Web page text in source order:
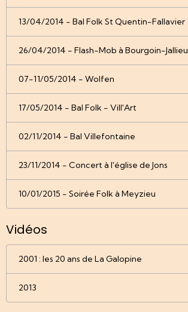
13/04/2014 - Bal Folk St Quentin-Fallavier
26/04/2014 - Flash-Mob à Bourgoin-Jallieu
07-11/05/2014 - Wolfen
17/05/2014 - Bal Folk - Vill'Art
02/11/2014 - Bal Villefontaine
23/11/2014 - Concert à l'église de Jons
10/01/2015 - Soirée Folk à Meyzieu
Vidéos
2001 : les 20 ans de La Galopine
2013